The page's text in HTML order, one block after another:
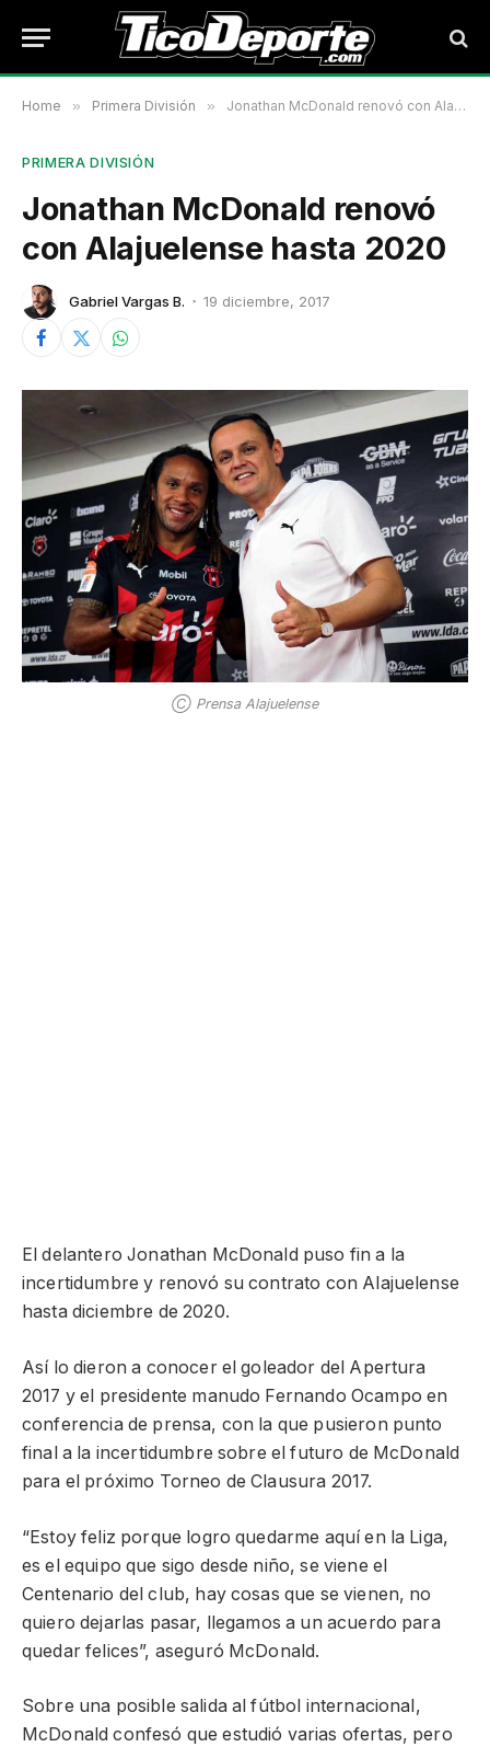
Home » Primera División » Jonathan McDonald renovó con Alajuelense hasta 2020
PRIMERA DIVISIÓN
Jonathan McDonald renovó
con Alajuelense hasta 2020
Gabriel Vargas B. 19 diciembre, 2017
Ⓒ Prensa Alajuelense
El delantero Jonathan McDonald puso fin a la
incertidumbre y renovó su contrato con Alajuelense
hasta diciembre de 2020.
Así lo dieron a conocer el goleador del Apertura
2017 y el presidente manudo Fernando Ocampo en
conferencia de prensa, con la que pusieron punto
final a la incertidumbre sobre el futuro de McDonald
para el próximo Torneo de Clausura 2017.
“Estoy feliz porque logro quedarme aquí en la Liga,
es el equipo que sigo desde niño, se viene el
Centenario del club, hay cosas que se vienen, no
quiero dejarlas pasar, llegamos a un acuerdo para
quedar felices”, aseguró McDonald.
Sobre una posible salida al fútbol internacional,
McDonald confesó que estudió varias ofertas, pero